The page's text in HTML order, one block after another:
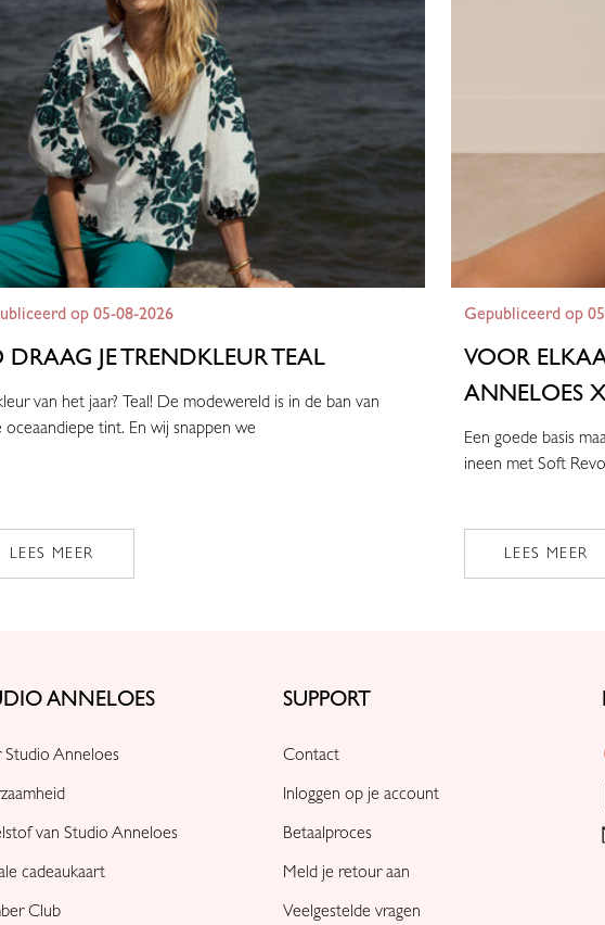
op 05-08-2026
JE TRENDKLEUR TEAL
van het jaar? Teal! De modewereld is in de ban van
oceaandiepe tint. En wij snappen we
LEES MEER
Gepubliceerd op
VOOR
ANNELOES
Een goede basis
ineen met Soft
LEES MEER
ANNELOES
Anneloes
van Studio Anneloes
cadeaukaart
Club
SUPPORT
Contact
Inloggen op je account
Betaalproces
Meld je retour aan
Veelgestelde vragen